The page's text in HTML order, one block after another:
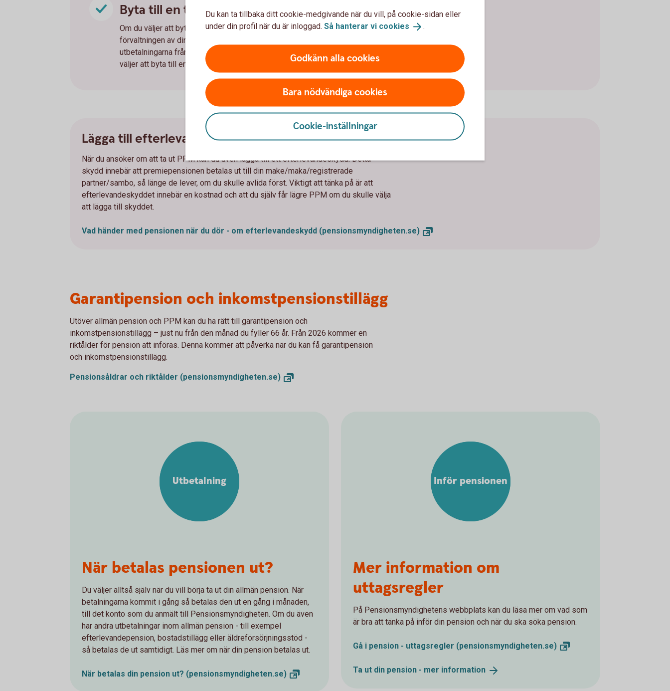
Byta till en traditionell försäkring
Om du väljer att byta till en traditionell försäkring så tar Pensionsmyndigheten över
förvaltningen av din pension. Detta val passar dig som vill ha en garanti på att
utbetalningarna från premiepensionen inte sjunker kraftigt från ett år till ett annat. Om du
väljer att byta till en traditionell försäkring kan du inte byta tillbaka sen.
Lägga till efterlevandeskydd eller inte?
När du ansöker om att ta ut PPM kan du även lägga till ett efterlevandeskydd. Detta
skydd innebär att premiepensionen betalas ut till din make/maka/registrerade
partner/sambo, så länge de lever, om du skulle avlida först. Viktigt att tänka på är att
efterlevandeskyddet innebär en kostnad och att du själv får lägre PPM om du skulle välja
att lägga till skyddet.
Vad händer med pensionen när du dör - om efterlevandeskydd (pensionsmyndigheten.se)
Garantipension och inkomstpensionstillägg
Utöver allmän pension och PPM kan du ha rätt till garantipension och
inkomstpensionstillägg – just nu från den månad du fyller 66 år. Från 2026 kommer en
riktålder för pension att införas. Denna kommer att påverka när du kan få garantipension
och inkomstpensionstillägg.
Pensionsåldrar och riktålder (pensionsmyndigheten.se)
Utbetalning
När betalas pensionen ut?
Du väljer alltså själv när du vill börja ta ut din allmän pension. När
betalningarna kommit i gång så betalas den ut en gång i månaden,
till det konto som du anmält till Pensionsmyndigheten. Om du även
har andra utbetalningar inom allmän pension - till exempel
efterlevandepension, bostadstillägg eller äldreförsörjningsstöd -
så betalas de ut samtidigt. Läs mer om när din pension betalas ut.
När betalas din pension ut? (pensionsmyndigheten.se)
Inför pensionen
Mer information om
uttagsregler
På Pensionsmyndighetens webbplats kan du läsa mer om vad som
är bra att tänka på inför din pension och när du ska söka pension.
Gå i pension - uttagsregler (pensionsmyndigheten.se)
Ta ut din pension - mer information
Du kan ta tillbaka ditt cookie-medgivande när du vill, på cookie-sidan eller
under din profil när du är inloggad. Så hanterar vi cookies .
Godkänn alla cookies
Bara nödvändiga cookies
Cookie-inställningar